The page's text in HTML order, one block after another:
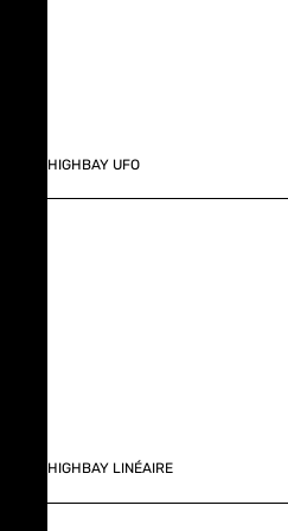
HIGHBAY UFO
HIGHBAY LINÉAIRE